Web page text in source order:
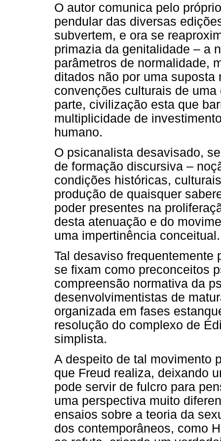
O autor comunica pelo
pendular das diversas
subvertem, e ora se
primazia da genitalidade – a
parâmetros de normalidade,
ditados não por uma
convenções culturais de
parte, civilização esta que
multiplicidade de
humano.
O psicanalista desavisado,
de formação discursiva –
condições históricas,
produção de quaisquer
poder presentes na
desta atenuação e do
uma impertinência conceitual.
Tal desaviso frequentemente
se fixam como preconceitos
compreensão normativa da
desenvolvimentistas de
organizada em fases
resolução do complexo de
simplista.
A despeito de tal movimento
que Freud realiza, deixando
pode servir de fulcro para
uma perspectiva muito
ensaios sobre a teoria da
dos contemporâneos, como